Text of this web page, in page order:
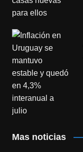
Mas noticias